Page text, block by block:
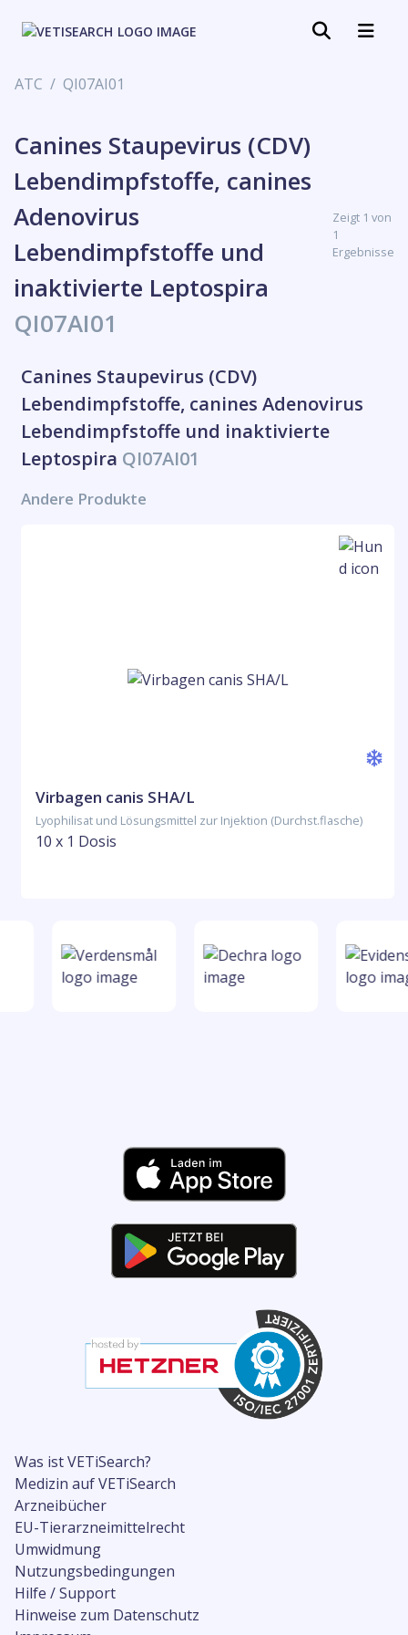
ATC QI07AI01
Canines Staupevirus (CDV)
Lebendimpfstoffe, canines
Adenovirus
Lebendimpfstoffe und
inaktivierte Leptospira
QI07AI01
Zeigt 1 von
1
Ergebnisse
Canines Staupevirus (CDV)
Lebendimpfstoffe, canines Adenovirus
Lebendimpfstoffe und inaktivierte
Leptospira QI07AI01
Andere Produkte
Virbagen canis SHA/L
Lyophilisat und Lösungsmittel zur Injektion (Durchst.flasche)
10 x 1 Dosis
Was ist VETiSearch?
Medizin auf VETiSearch
Arzneibücher
EU-Tierarzneimittelrecht
Umwidmung
Nutzungsbedingungen
Hilfe / Support
Hinweise zum Datenschutz